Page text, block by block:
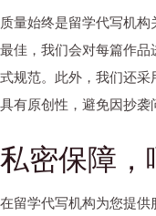
质量始终是留学代写机
最佳，我们会对每篇作
式规范。此外，我们还
具有原创性，避免因抄袭
私密保障
在留学代写机构为您提